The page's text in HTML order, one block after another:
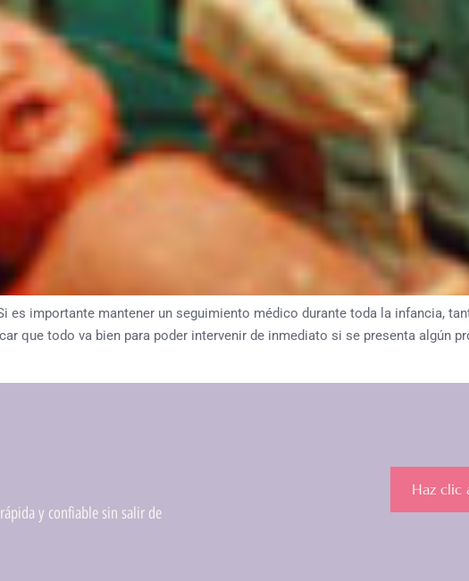
es importante mantener un seguimiento médico durante toda la infancia,
que todo va bien para poder intervenir de inmediato si se presenta algún
y confiable sin salir de
Haz clic